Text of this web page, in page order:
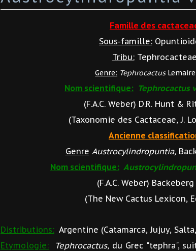
Famille des
Sous-famille:
Tribu:Tephrocacteae
Genre: TephrocactusLemaire
Nom scientifique: Tephrocactus
(F.A.C. Weber) D.R. Hunt &
(Taxonomie des Cactaceae, J.
Ancienne
Genre Austrocylindropuntia,
Nom scientifique:
(F.A.C. Weber)
(The New Cactus Lexicon,
Distributions: Argentine (Catamarca, Jujuy,
Etymologie:
Tephrocactus, du Grec "tephra",